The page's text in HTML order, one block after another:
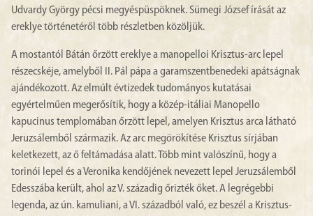
Udvardy György pécsi megyéspüspöknek. Sümegi József írását az
ereklye történetéről több részletben közöljük.
A mostantól Bátán őrzött ereklye a manopelloi Krisztus-arc lepel
részecskéje, amelyből II. Pál pápa a garamszentbenedeki apátságnak
ajándékozott. Az elmúlt évtizedek tudományos kutatásai
egyértelműen megerősítik, hogy a közép-itáliai Manopello
kapucinus templomában őrzött lepel, amelyen Krisztus arca látható
Jeruzsálemből származik. Az arc megörökítése Krisztus sírjában
keletkezett, az ő feltámadása alatt. Több mint valószínű, hogy a
torinói lepel és a Veronika kendőjének nevezett lepel Jeruzsálemből
Edesszába került, ahol az V. századig őrizték őket. A legrégebbi
legenda, az ún. kamuliani, a VI. századból való, ez beszél a Krisztus-